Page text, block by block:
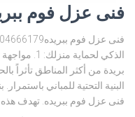
فنى عزل فوم ببريده
الذكي
بريدة من أكثر المناطق تأثراً
البنية التحتية للمباني
فنى عزل فوم ببريده. تهدف هذه